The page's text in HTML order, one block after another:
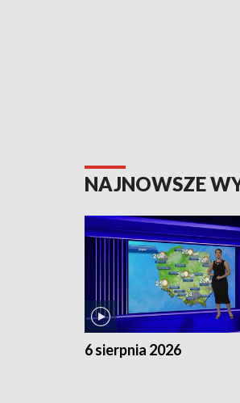
NAJNOWSZE
6 sierpnia 2026